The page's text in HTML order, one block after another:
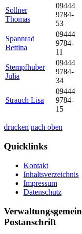
Sollner
Thomas
09444
9784-
53
Spannrad
Bettina
09444
9784-
11
Stempfhuber
Julia
09444
9784-
34
Strauch Lisa
09444
9784-
15
drucken nach oben
Quicklinks
Kontakt
Inhaltsverzeichnis
Impressum
Datenschutz
Postanschrift